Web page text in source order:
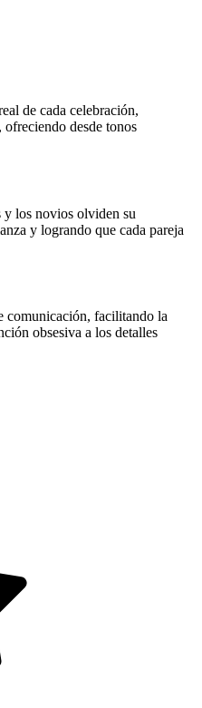
de cada celebración,
desde tonos
y los novios olviden su
y logrando que cada pareja
comunicación, facilitando la
obsesiva a los detalles